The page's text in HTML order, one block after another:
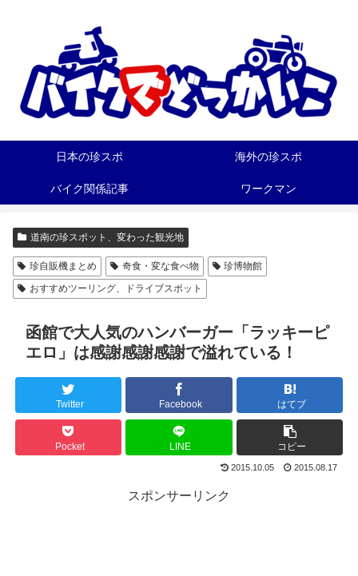
日本の珍スポ 海外の珍スポ
バイク関係記事 ワークマン
道南の珍スポット、変わった観光地
珍自販機まとめ 奇食・変な食べ物
珍博物館
おすすめツーリング、ドライブスポット
函館で大人気のハンバーガー「ラッキーピ
エロ」は感謝感謝感謝で溢れている！
Twitter Facebook はてブ
Pocket LINE コピー
2015.10.05 2015.08.17
スポンサーリンク